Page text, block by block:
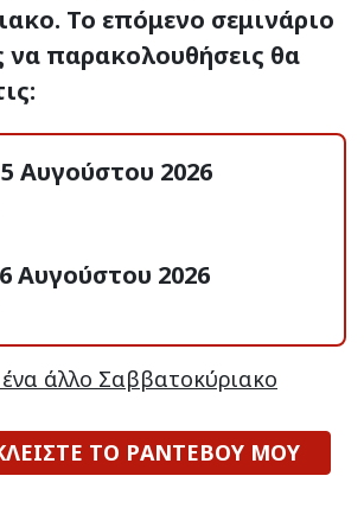
Το επόμενο σεμινάριο
να παρακολουθήσεις θα
Αυγούστου 2026
Αυγούστου 2026
ένα άλλο Σαββατοκύριακο
ΤΟ ΡΑΝΤΕΒΟΥ ΜΟΥ